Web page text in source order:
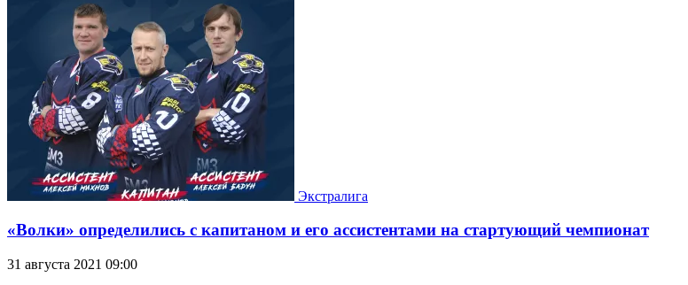
Экстралига
«Волки» определились с капитаном и его ассистентами на стартующий чемпионат
31 августа 2021 09:00